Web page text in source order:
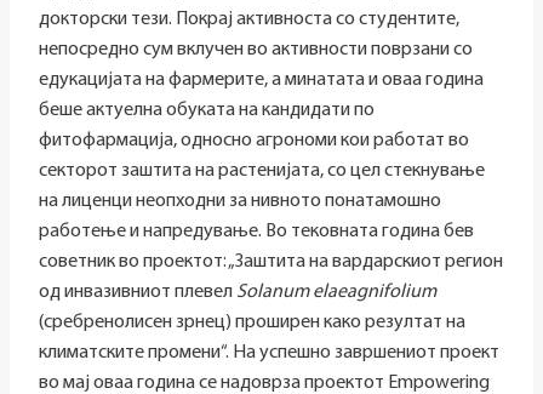
докторски тези. Покрај активноста со студентите,
непосредно сум вклучен во активности поврзани со
едукацијата на фармерите, а минатата и оваа година
беше актуелна обуката на кандидати по
фитофармација, односно агрономи кои работат во
секторот заштита на растенијата, со цел стекнување
на лиценци неопходни за нивното понатамошно
работење и напредување. Во тековната година бев
советник во проектот: „Заштита на вардарскиот регион
од инвазивниот плевел Solanum elaeagnifolium
(сребренолисен зрнец) проширен како резултат на
климатските промени“. На успешно завршениот проект
во мај оваа година се надоврза проектот Empowering